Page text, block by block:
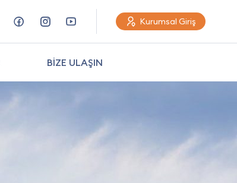
Kurumsal Giriş
BİZE ULAŞIN